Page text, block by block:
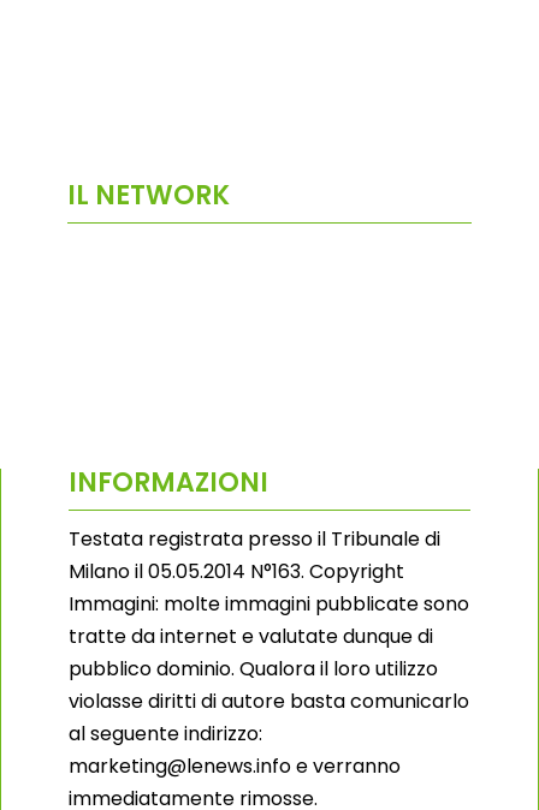
IL NETWORK
INFORMAZIONI
Testata registrata presso il Tribunale di
Milano il 05.05.2014 N°163. Copyright
Immagini: molte immagini pubblicate sono
tratte da internet e valutate dunque di
pubblico dominio. Qualora il loro utilizzo
violasse diritti di autore basta comunicarlo
al seguente indirizzo:
marketing@lenews.info e verranno
immediatamente rimosse.